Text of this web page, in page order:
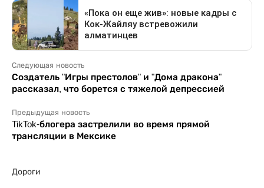
Следующая новость
Создатель "Игры престолов" и "Дома дракона"
рассказал, что борется с тяжелой депрессией
Предыдущая новость
TikTok-блогера застрелили во время прямой
трансляции в Мексике
Дороги